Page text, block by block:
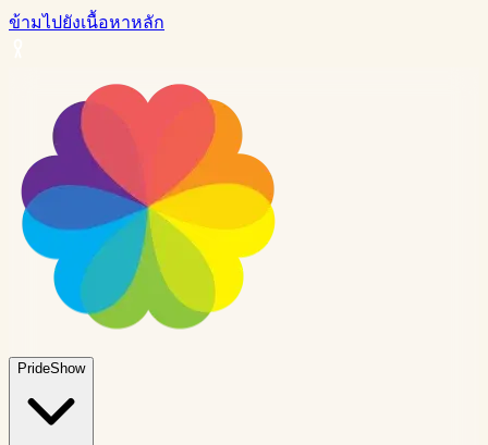
ข้ามไปยังเนื้อหาหลัก
PrideShow